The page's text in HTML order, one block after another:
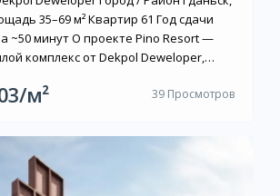
35–69 м² Квартир 61 Год сдачи
~50 минут О проекте Pino Resort —
комплекс от Dekpol Deweloper,
90H. Проект включает 61
[…]
м² 39 Просмотров